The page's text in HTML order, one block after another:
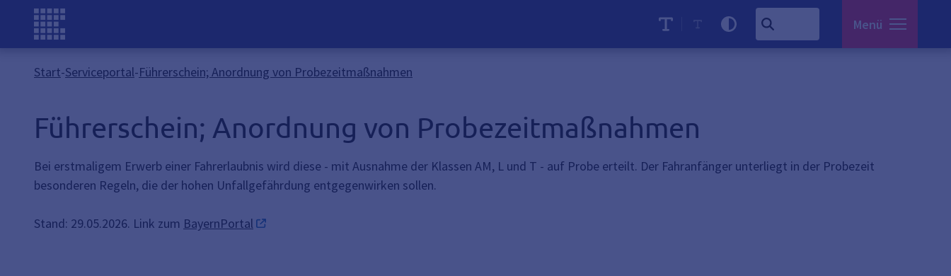
Menü
Start-Serviceportal-Führerschein; Anordnung von Probezeitmaßnahmen
Führerschein; Anordnung von Probezeitmaßnahmen
Bei erstmaligem Erwerb einer Fahrerlaubnis wird diese - mit Ausnahme der Klassen AM, L und T - auf Probe erteilt. Der Fahranfänger unterliegt in der Probezeit
besonderen Regeln, die der hohen Unfallgefährdung entgegenwirken sollen.
Stand: 29.05.2026. Link zum BayernPortal